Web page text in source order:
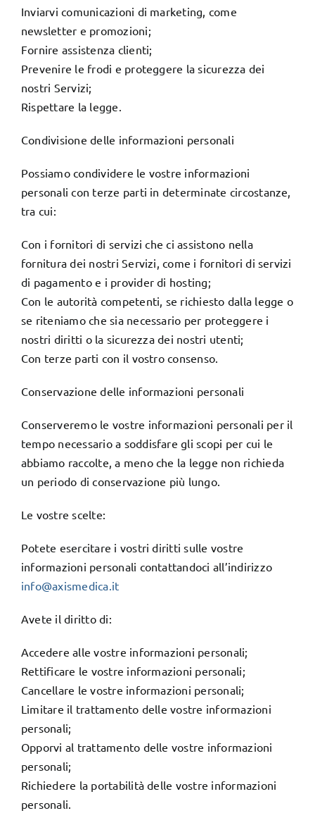
Inviarvi comunicazioni di marketing, come
newsletter e promozioni;
Fornire assistenza clienti;
Prevenire le frodi e proteggere la sicurezza dei
nostri Servizi;
Rispettare la legge.
Condivisione delle informazioni personali
Possiamo condividere le vostre informazioni
personali con terze parti in determinate circostanze,
tra cui:
Con i fornitori di servizi che ci assistono nella
fornitura dei nostri Servizi, come i fornitori di servizi
di pagamento e i provider di hosting;
Con le autorità competenti, se richiesto dalla legge o
se riteniamo che sia necessario per proteggere i
nostri diritti o la sicurezza dei nostri utenti;
Con terze parti con il vostro consenso.
Conservazione delle informazioni personali
Conserveremo le vostre informazioni personali per il
tempo necessario a soddisfare gli scopi per cui le
abbiamo raccolte, a meno che la legge non richieda
un periodo di conservazione più lungo.
Le vostre scelte:
Potete esercitare i vostri diritti sulle vostre
informazioni personali contattandoci all’indirizzo
info@axismedica.it
Avete il diritto di:
Accedere alle vostre informazioni personali;
Rettificare le vostre informazioni personali;
Cancellare le vostre informazioni personali;
Limitare il trattamento delle vostre informazioni
personali;
Opporvi al trattamento delle vostre informazioni
personali;
Richiedere la portabilità delle vostre informazioni
personali.